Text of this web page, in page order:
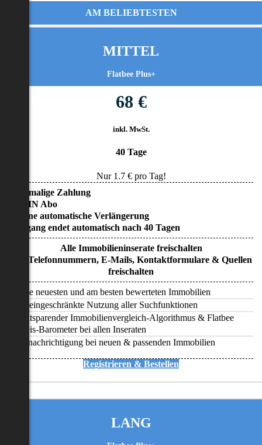
AM BELIEBTESTEN
MITTEL
Flatbee Plus+
68 €
inkl. MwSt.
40 Tage
Nur 1.7€ pro Tag!
• Einmalige Zahlung
• KEIN Abo
• Keine automatische Verlängerung
• Zugang endet automatisch nach 40 Tagen
Alle Immobilieninserate freischalten
Alle Telefonnummern, E-Mails, Kontaktformulare & Quellen
freischalten
Alle neuesten und am besten bewerteten Immobilien
Uneingeschränkte Nutzung aller Suchfunktionen
Zeitsparender Immobilienvergleich-Algorithmus & Flatbee
Preis-Barometer bei allen Inseraten
Benachrichtigung bei neuen & passenden Immobilien
Registrieren & Bestellen
LANG